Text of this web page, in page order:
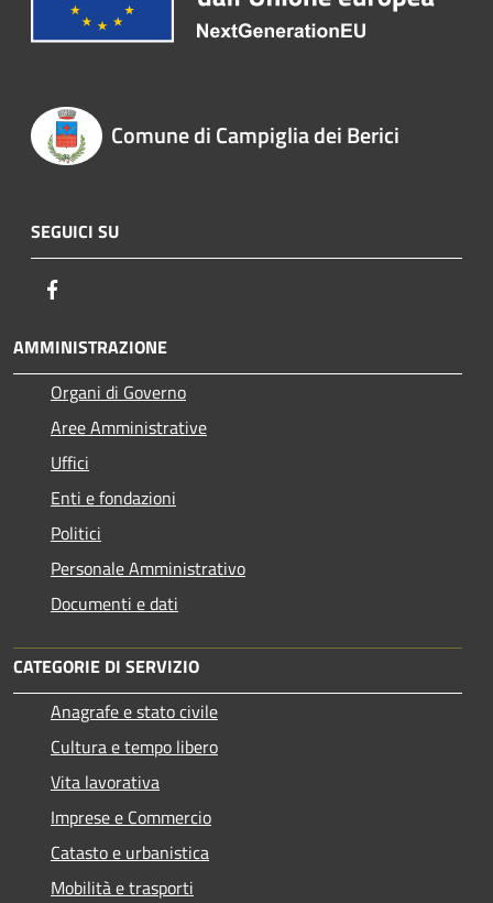
Comune di Campiglia dei Berici
SEGUICI SU
AMMINISTRAZIONE
Organi di Governo
Aree Amministrative
Uffici
Enti e fondazioni
Politici
Personale Amministrativo
Documenti e dati
CATEGORIE DI SERVIZIO
Anagrafe e stato civile
Cultura e tempo libero
Vita lavorativa
Imprese e Commercio
Catasto e urbanistica
Mobilità e trasporti